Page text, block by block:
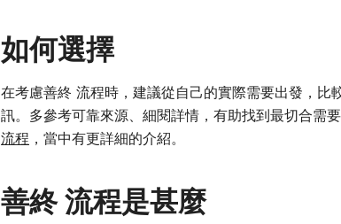
如何選擇
在考慮善終 流程時，建議從自己的實際需要出發，
訊。多參考可靠來源、細閱詳情，有助找到最切合需
流程 ，當中有更詳細的介紹。
善終 流程是甚麼